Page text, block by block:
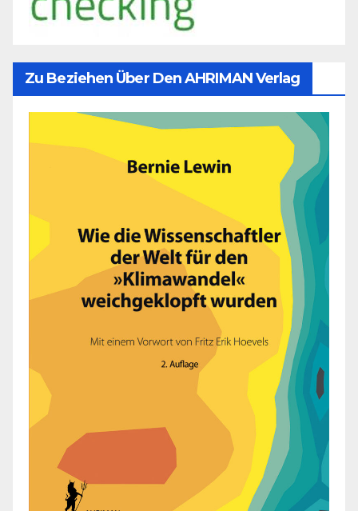
Zu Beziehen Über Den AHRIMAN Verlag